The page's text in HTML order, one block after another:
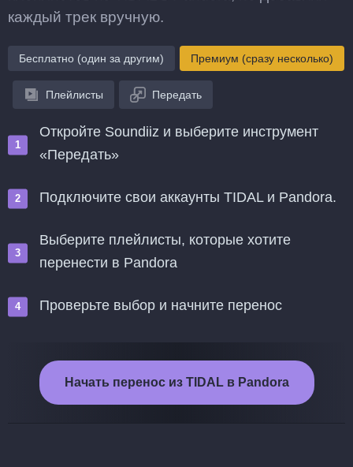
каждый трек вручную.
Бесплатно (один за другим) Премиум (сразу несколько)
Плейлисты Передать
Откройте Soundiiz и выберите инструмент
«Передать»
Подключите свои аккаунты TIDAL и Pandora.
Выберите плейлисты, которые хотите
перенести в Pandora
Проверьте выбор и начните перенос
Начать перенос из TIDAL в Pandora